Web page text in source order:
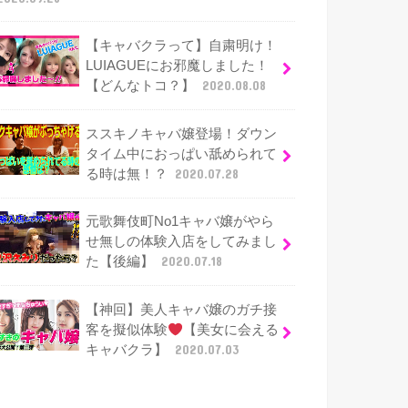
【キャバクラって】自粛明け！
LUIAGUEにお邪魔しました！
【どんなトコ？】
2020.08.08
ススキノキャバ嬢登場！ダウン
タイム中におっぱい舐められて
る時は無！？
2020.07.28
元歌舞伎町No1キャバ嬢がやら
せ無しの体験入店をしてみまし
た【後編】
2020.07.18
【神回】美人キャバ嬢のガチ接
客を擬似体験
【美女に会える
キャバクラ】
2020.07.03